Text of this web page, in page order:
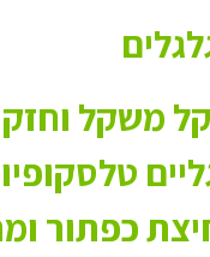
קל משקל
כפתור